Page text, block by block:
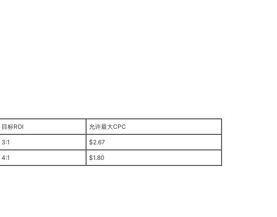
目标ROI 允许最大CPC
3:1 $2.67
4:1 $1.80